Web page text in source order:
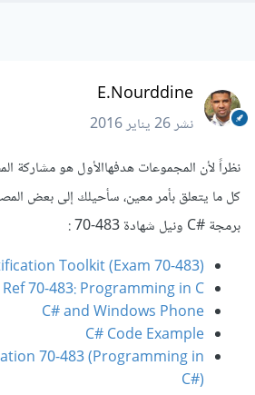
E.Nourddine
نشر26 يناير 2016
نظراً لأن المجموعات هدفهاالأول هو مشاركة
كل ما يتعلق بأمر معين، سأحيلك إلى بعض
برمجة #C ونيل شهادة
483-70
Toolkit (Exam 70-483)
Ref 70-483: Programming in C#
C# and Windows Phone
C# Code Example
70-483 (Programming in
C#)